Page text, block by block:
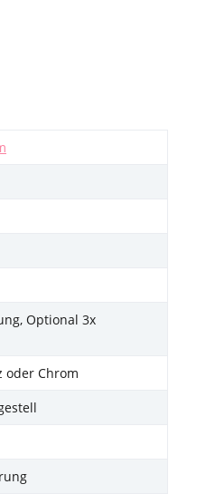
Optional 3x
oder Chrom